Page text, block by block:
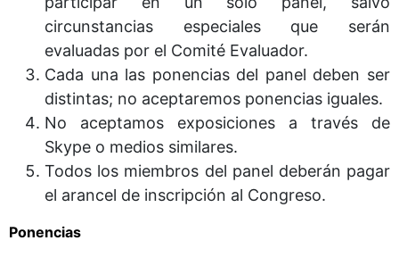
circunstancias especiales que serán
evaluadas por el Comité Evaluador.
Cada una las ponencias del panel deben ser
distintas; no aceptaremos ponencias iguales.
No aceptamos exposiciones a través de
Skype o medios similares.
Todos los miembros del panel deberán pagar
el arancel de inscripción al Congreso.
Ponencias